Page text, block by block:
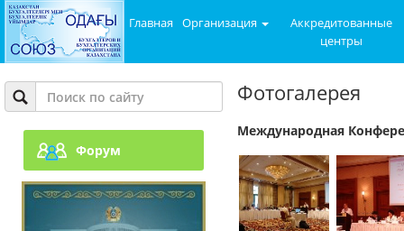
Главная Организация
Аккредитованные
центры
Форум
Фотогалерея
Международная